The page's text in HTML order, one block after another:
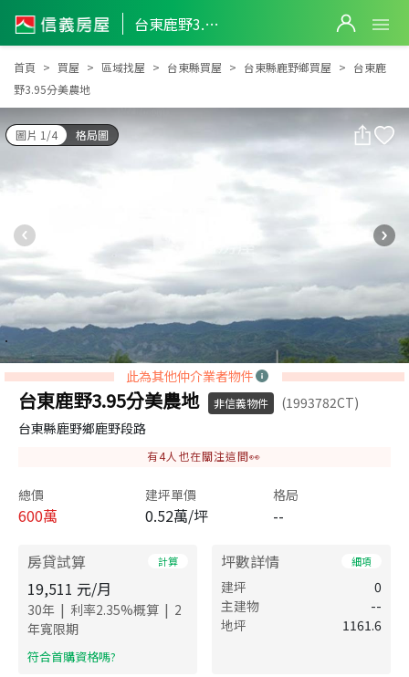
台東鹿野3.95分美農地
台東鹿野3.95分美農地
首頁 買屋 區域找屋 台東縣買屋 台東縣鹿野鄉買屋
台東鹿
野3.95分美農地
圖片 1/4 格局圖
此為其他仲介業者物件
台東鹿野3.95分美農地 非信義物件
(1993782CT)
台東縣鹿野鄉鹿野段路
有4人也在關注這間👀
總價
600萬
建坪單價
0.52萬/坪
格局
--
房貸試算 計算
19,511 元/月
30年 | 利率2.35%概算 | 2
年寬限期
​符合首購資格嗎?
坪數詳情 細項
建坪
0
主建物
--
地坪
1161.6